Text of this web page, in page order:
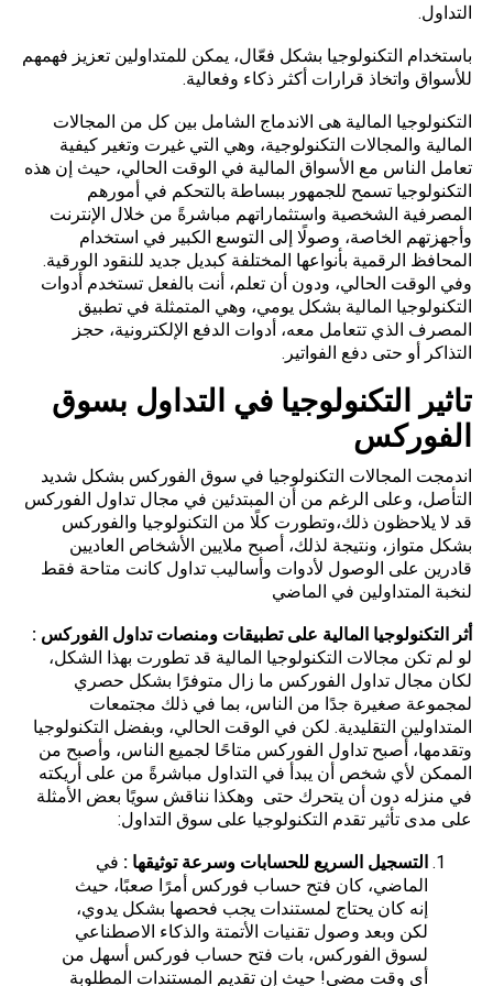
التداول.
باستخدام التكنولوجيا بشكل فعّال، يمكن للمتداولين تعزيز فهمهم
للأسواق واتخاذ قرارات أكثر ذكاء وفعالية.
التكنولوجيا المالية هى الاندماج الشامل بين كل من المجالات
المالية والمجالات التكنولوجية، وهي التي غيرت وتغير كيفية
تعامل الناس مع الأسواق المالية في الوقت الحالي، حيث إن هذه
التكنولوجيا تسمح للجمهور ببساطة بالتحكم في أمورهم
المصرفية الشخصية واستثماراتهم مباشرةً من خلال الإنترنت
وأجهزتهم الخاصة، وصولًا إلى التوسع الكبير في استخدام
المحافظ الرقمية بأنواعها المختلفة كبديل جديد للنقود الورقية.
وفي الوقت الحالي، ودون أن تعلم، أنت بالفعل تستخدم أدوات
التكنولوجيا المالية بشكل يومي، وهي المتمثلة في تطبيق
المصرف الذي تتعامل معه، أدوات الدفع الإلكترونية، حجز
التذاكر أو حتى دفع الفواتير.
تاثير التكنولوجيا في التداول بسوق
الفوركس
اندمجت المجالات التكنولوجيا في سوق الفوركس بشكل شديد
التأصل، وعلى الرغم من أن المبتدئين في مجال تداول الفوركس
قد لا يلاحظون ذلك،وتطورت كلًا من التكنولوجيا والفوركس
بشكل متواز، ونتيجة لذلك، أصبح ملايين الأشخاص العاديين
قادرين على الوصول لأدوات وأساليب تداول كانت متاحة فقط
لنخبة المتداولين في الماضي
أثر التكنولوجيا المالية على تطبيقات ومنصات تداول الفوركس :
لو لم تكن مجالات التكنولوجيا المالية قد تطورت بهذا الشكل،
لكان مجال تداول الفوركس ما زال متوفرًا بشكل حصري
لمجموعة صغيرة جدًا من الناس، بما في ذلك مجتمعات
المتداولين التقليدية. لكن في الوقت الحالي، وبفضل التكنولوجيا
وتقدمها، أصبح تداول الفوركس متاحًا لجميع الناس، وأصبح من
الممكن لأي شخص أن يبدأ في التداول مباشرةً من على أريكته
في منزله دون أن يتحرك حتى وهكذا نناقش سويًا بعض الأمثلة
على مدى تأثير تقدم التكنولوجيا على سوق التداول:
التسجيل السريع للحسابات وسرعة توثيقها : في
الماضي، كان فتح حساب فوركس أمرًا صعبًا، حيث
إنه كان يحتاج لمستندات يجب فحصها بشكل يدوي،
لكن وبعد وصول تقنيات الأتمتة والذكاء الاصطناعي
لسوق الفوركس، بات فتح حساب فوركس أسهل من
أي وقت مضى! حيث إن تقديم المستندات المطلوبة